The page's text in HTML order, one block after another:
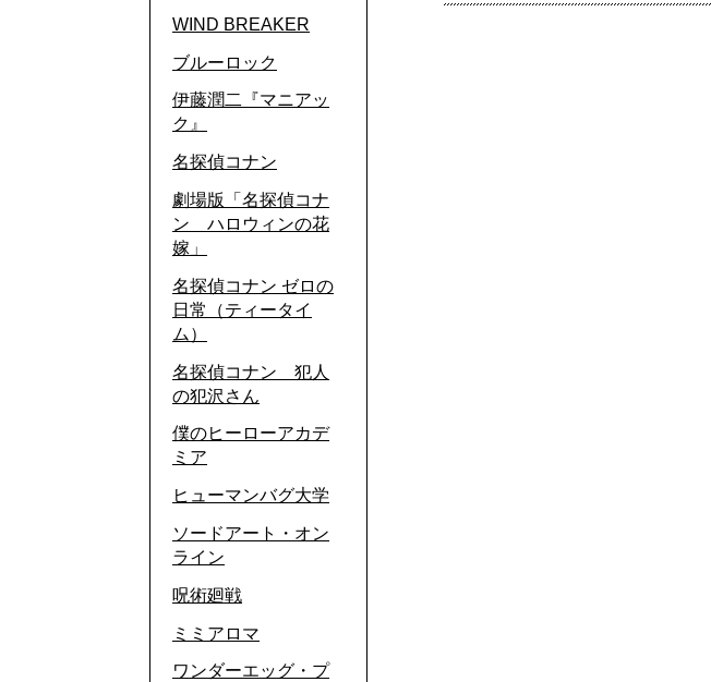
WIND BREAKER
ブルーロック
伊藤潤二『マニアッ
ク』
名探偵コナン
劇場版「名探偵コナ
ン ハロウィンの花
嫁」
名探偵コナン ゼロの
日常（ティータイ
ム）
名探偵コナン 犯人
の犯沢さん
僕のヒーローアカデ
ミア
ヒューマンバグ大学
ソードアート・オン
ライン
呪術廻戦
ミミアロマ
ワンダーエッグ・プ